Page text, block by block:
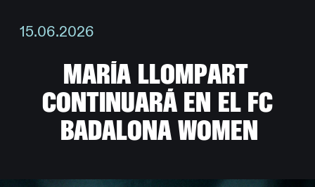
15.06.2026
MA R ÍA LLO M PART
CO NTI N UARÁ E N E L FC
BADALO NA WO M E N